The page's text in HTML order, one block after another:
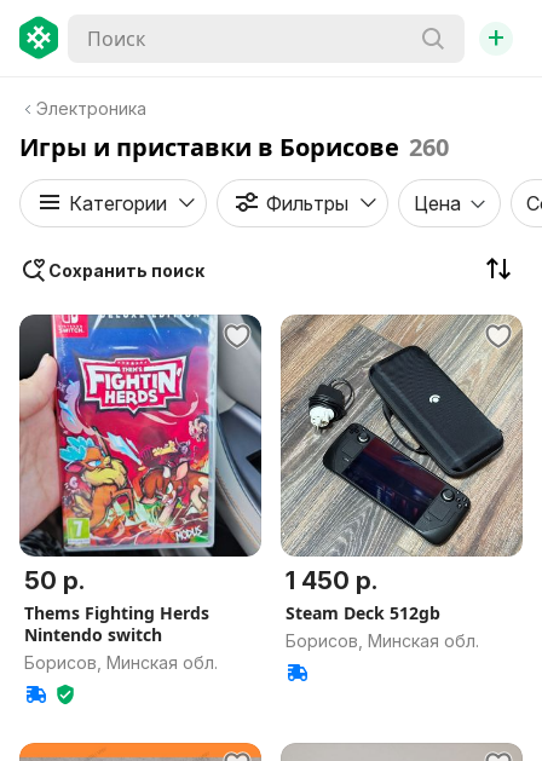
+
Электроника
Игры и приставки в Борисове 260
Категории Фильтры Цена
Сохранить поиск
50 р.
Thems Fighting Herds
Nintendo switch
Борисов, Минская обл.
1 450 р.
Steam Deck 512gb
Борисов, Минская обл.